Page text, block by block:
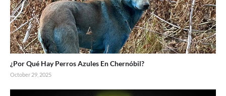
¿Por Qué Hay Perros Azules En Chernóbil?
October 29, 2025